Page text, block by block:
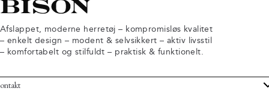
Afslappet, moderne herretøj – kompromisløs kvalitet
– enkelt design – modent & selvsikkert – aktiv livsstil
– komfortabelt og stilfuldt – praktisk & funktionelt.